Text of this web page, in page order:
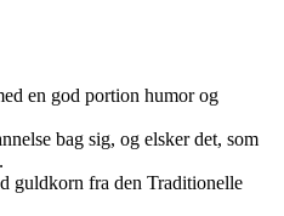
en god portion humor og
bag sig, og elsker det, som
guldkorn fra den Traditionelle